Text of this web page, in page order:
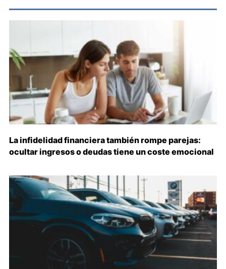
La infidelidad financiera también rompe parejas:
ocultar ingresos o deudas tiene un coste emocional